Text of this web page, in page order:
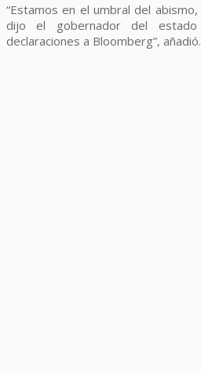
“Estamos en el umbral del
dijo el gobernador del
declaraciones a Bloomberg”, añadió.